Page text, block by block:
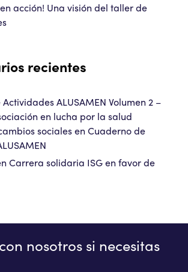
acción! Una visión del taller de
recientes
ALUSAMEN Volumen 2 –
en lucha por la salud
socialesen Cuaderno de
Carrera solidaria ISG en favor de
nosotros si necesitas